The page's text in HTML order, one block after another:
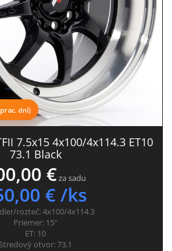
dní)
7.5x15 4x100/4x114.3 ET10
73.1 Black
€za sadu
€ /ks
rozteč:4x100/4x114.3
Priemer: 15"
ET: 10
Stredový otvor:73.1